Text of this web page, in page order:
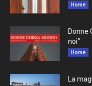
Home
Donne
noi“
Home
La